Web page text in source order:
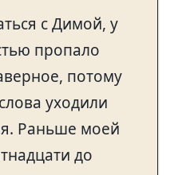
с Димой, у
пропало
потому
уходили
Раньше моей
до